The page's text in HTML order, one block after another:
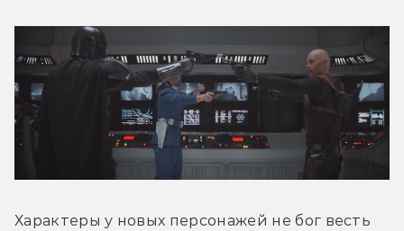
Характеры у новых персонажей не бог весть